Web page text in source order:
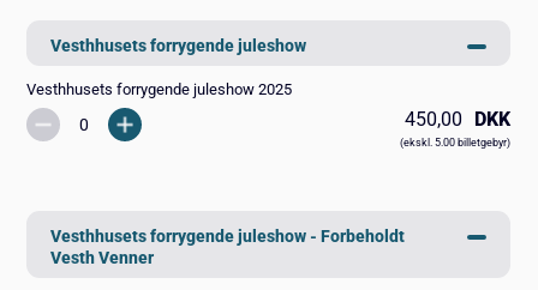
Vesthhusets forrygende juleshow
Vesthhusets forrygende juleshow 2025
450,00 DKK
(ekskl. 5.00 billetgebyr)
Vesthhusets forrygende juleshow - Forbeholdt
Vesth Venner